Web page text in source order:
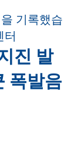
진 발
폭발음